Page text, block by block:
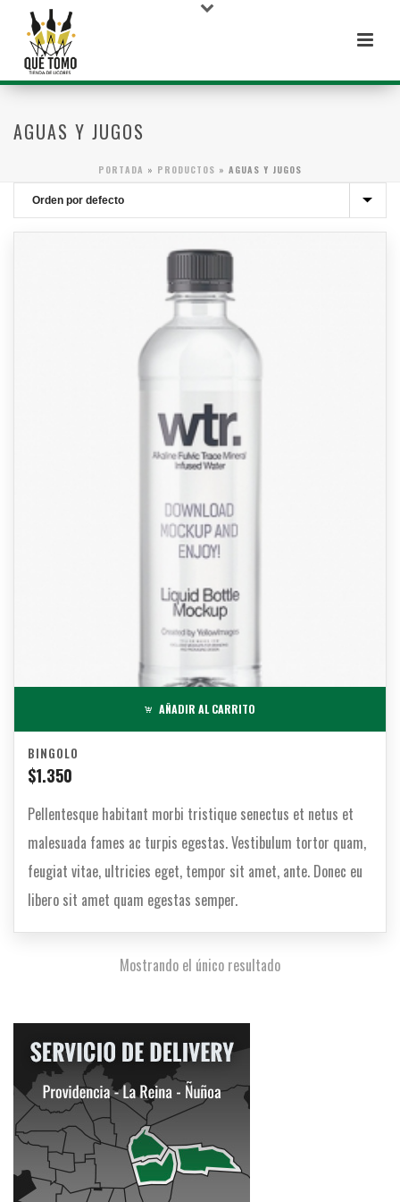
AGUAS Y JUGOS
PORTADA » PRODUCTOS » AGUAS Y JUGOS
AÑADIR AL CARRITO
BINGOLO
$1.350
Pellentesque habitant morbi tristique senectus et netus et
malesuada fames ac turpis egestas. Vestibulum tortor quam,
feugiat vitae, ultricies eget, tempor sit amet, ante. Donec eu
libero sit amet quam egestas semper.
Mostrando el único resultado